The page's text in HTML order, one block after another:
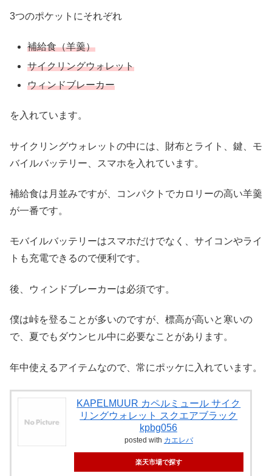
3つのポケットにそれぞれ
補給食（羊羹）
サイクリングウォレット
ウィンドブレーカー
を入れています。
サイクリングウォレットの中には、財布とライト、鍵、モ
バイルバッテリー、スマホを入れています。
補給食は月並みですが、コンパクトでカロリーの高い羊羹
が一番です。
モバイルバッテリーはスマホだけでなく、サイコンやライ
トも充電できるので便利です。
後、ウィンドブレーカーは必須です。
僕は峠を登ることが多いのですが、標高が高いと寒いの
で、夏でもダウンヒル中に必要なことがあります。
年中使えるアイテムなので、常にポッケに入れています。
KAPELMUUR カペルミュール サイク
リングウォレット スクエアブラック
kpbg056
posted with カエレバ
楽天市場で探す